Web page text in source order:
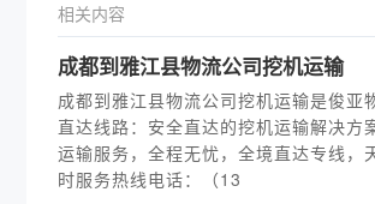
相关内容
成都到雅江县物流公司挖机运输
成都到雅江县物流公司挖机运输是俊亚
直达线路：安全直达的挖机运输解决方
运输服务，全程无忧，全境直达专线，
时服务热线电话：（13